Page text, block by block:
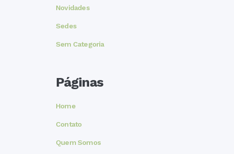
Novidades
Sedes
Sem Categoria
Páginas
Home
Contato
Quem Somos